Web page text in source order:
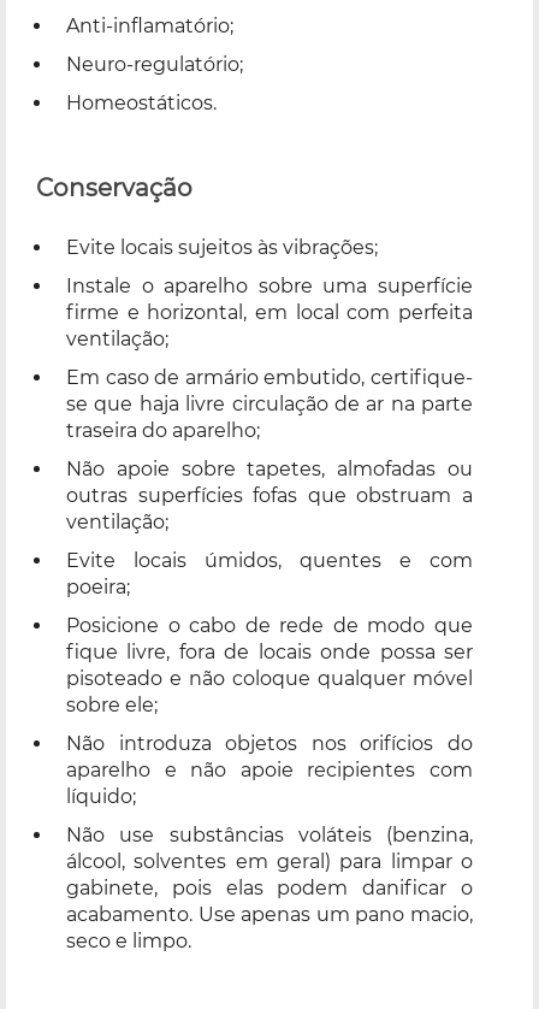
Anti-inflamatório;
Neuro-regulatório;
Homeostáticos.
Conservação
Evite locais sujeitos às vibrações;
Instale o aparelho sobre uma superfície
firme e horizontal, em local com perfeita
ventilação;
Em caso de armário embutido, certifique-
se que haja livre circulação de ar na parte
traseira do aparelho;
Não apoie sobre tapetes, almofadas ou
outras superfícies fofas que obstruam a
ventilação;
Evite locais úmidos, quentes e com
poeira;
Posicione o cabo de rede de modo que
fique livre, fora de locais onde possa ser
pisoteado e não coloque qualquer móvel
sobre ele;
Não introduza objetos nos orifícios do
aparelho e não apoie recipientes com
líquido;
Não use substâncias voláteis (benzina,
álcool, solventes em geral) para limpar o
gabinete, pois elas podem danificar o
acabamento. Use apenas um pano macio,
seco e limpo.